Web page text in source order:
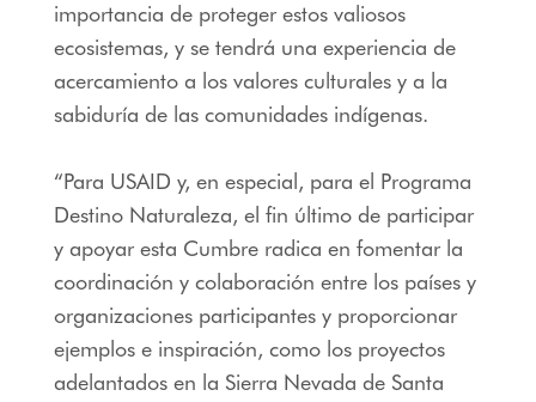
importancia de proteger estos valiosos
ecosistemas, y se tendrá una experiencia de
acercamiento a los valores culturales y a la
sabiduría de las comunidades indígenas.
“Para USAID y, en especial, para el Programa
Destino Naturaleza, el fin último de participar
y apoyar esta Cumbre radica en fomentar la
coordinación y colaboración entre los países y
organizaciones participantes y proporcionar
ejemplos e inspiración, como los proyectos
adelantados en la Sierra Nevada de Santa